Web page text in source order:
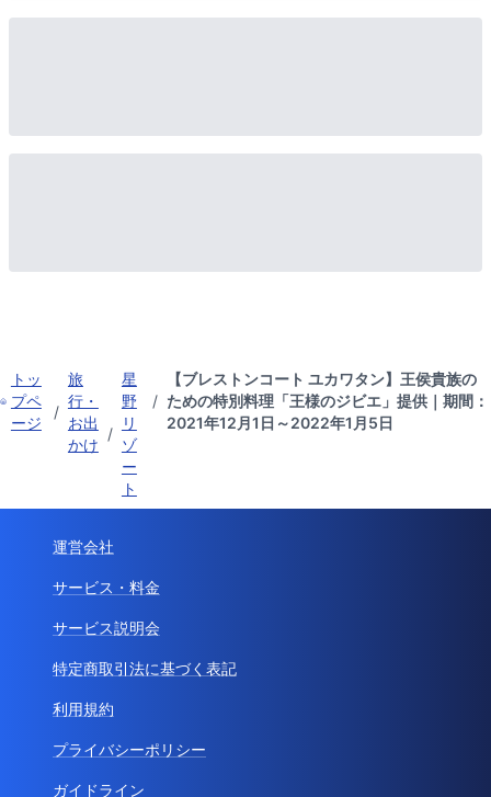
トッ
プペ
ージ
/
旅
行・
お出
かけ
/
星
野
リ
ゾ
ー
ト
/
【ブレストンコート ユカワタン】王侯貴族の
ための特別料理「王様のジビエ」提供｜期間：
2021年12月1日～2022年1月5日
運営会社
サービス・料金
サービス説明会
特定商取引法に基づく表記
利用規約
プライバシーポリシー
ガイドライン